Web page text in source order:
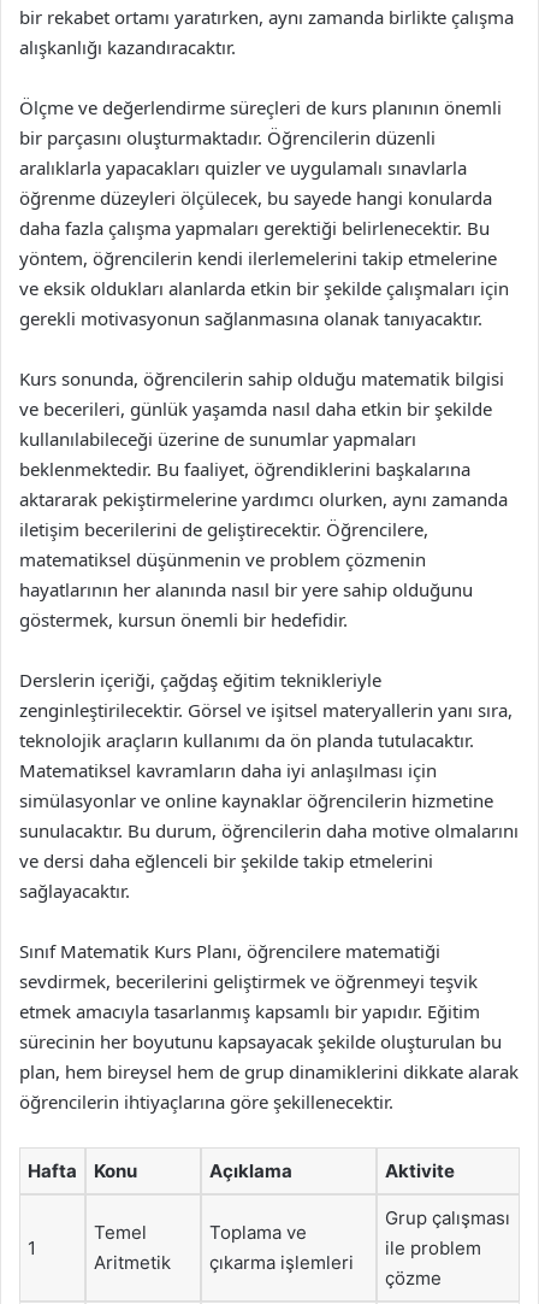
bir rekabet ortamı yaratırken, aynı zamanda birlikte çalışma
alışkanlığı kazandıracaktır.
Ölçme ve değerlendirme süreçleri de kurs planının önemli
bir parçasını oluşturmaktadır. Öğrencilerin düzenli
aralıklarla yapacakları quizler ve uygulamalı sınavlarla
öğrenme düzeyleri ölçülecek, bu sayede hangi konularda
daha fazla çalışma yapmaları gerektiği belirlenecektir. Bu
yöntem, öğrencilerin kendi ilerlemelerini takip etmelerine
ve eksik oldukları alanlarda etkin bir şekilde çalışmaları için
gerekli motivasyonun sağlanmasına olanak tanıyacaktır.
Kurs sonunda, öğrencilerin sahip olduğu matematik bilgisi
ve becerileri, günlük yaşamda nasıl daha etkin bir şekilde
kullanılabileceği üzerine de sunumlar yapmaları
beklenmektedir. Bu faaliyet, öğrendiklerini başkalarına
aktararak pekiştirmelerine yardımcı olurken, aynı zamanda
iletişim becerilerini de geliştirecektir. Öğrencilere,
matematiksel düşünmenin ve problem çözmenin
hayatlarının her alanında nasıl bir yere sahip olduğunu
göstermek, kursun önemli bir hedefidir.
Derslerin içeriği, çağdaş eğitim teknikleriyle
zenginleştirilecektir. Görsel ve işitsel materyallerin yanı sıra,
teknolojik araçların kullanımı da ön planda tutulacaktır.
Matematiksel kavramların daha iyi anlaşılması için
simülasyonlar ve online kaynaklar öğrencilerin hizmetine
sunulacaktır. Bu durum, öğrencilerin daha motive olmalarını
ve dersi daha eğlenceli bir şekilde takip etmelerini
sağlayacaktır.
Sınıf Matematik Kurs Planı, öğrencilere matematiği
sevdirmek, becerilerini geliştirmek ve öğrenmeyi teşvik
etmek amacıyla tasarlanmış kapsamlı bir yapıdır. Eğitim
sürecinin her boyutunu kapsayacak şekilde oluşturulan bu
plan, hem bireysel hem de grup dinamiklerini dikkate alarak
öğrencilerin ihtiyaçlarına göre şekillenecektir.
Hafta Konu Açıklama Aktivite
1
Temel
Aritmetik
Toplama ve
çıkarma işlemleri
Grup çalışması
ile problem
çözme